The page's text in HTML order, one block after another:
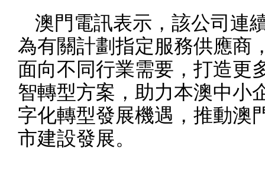
澳門電訊表示，該公司連
為有關計劃指定服務供應商
面向不同行業需要，打造更
智轉型方案，助力本澳中小
字化轉型發展機遇，推動澳
市建設發展。